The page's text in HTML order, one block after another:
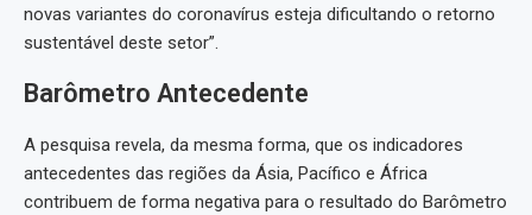
novas variantes do coronavírus esteja dificultando o retorno
sustentável deste setor”.
Barômetro Antecedente
A pesquisa revela, da mesma forma, que os indicadores
antecedentes das regiões da Ásia, Pacífico e África
contribuem de forma negativa para o resultado do Barômetro